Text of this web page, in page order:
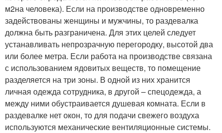
м2на человека). Если на производстве одновременно
задействованы женщины и мужчины, то раздевалка
должна быть разграничена. Для этих целей следует
устанавливать непрозрачную перегородку, высотой два
или более метра. Если работа на производстве связана
с использованием ядовитых веществ, то помещение
разделяется на три зоны. В одной из них хранится
личная одежда сотрудника, в другой – спецодежда, а
между ними обустраивается душевая комната. Если в
раздевалке нет окон, то для подачи свежего воздуха
используются механические вентиляционные системы.